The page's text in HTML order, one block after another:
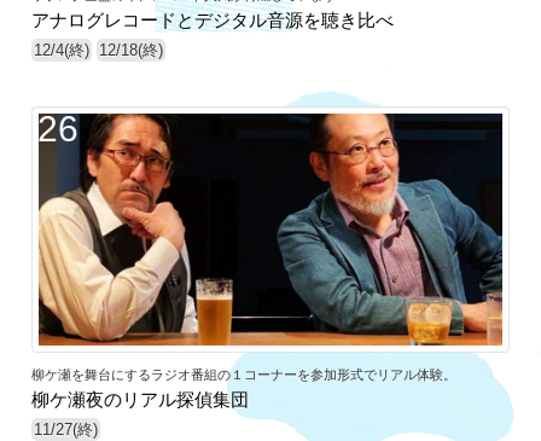
アナログレコードとデジタル音源を聴き比べ
12/4(終) 12/18(終)
26
柳ケ瀬を舞台にするラジオ番組の１コーナーを参加形式でリアル体験。
柳ケ瀬夜のリアル探偵集団
11/27(終)